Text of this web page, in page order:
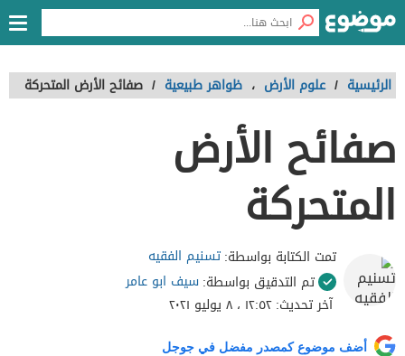
الرئيسية / علوم الأرض ، ظواهر طبيعية / صفائح الأرض المتحركة
صفائح الأرض
المتحركة
تمت الكتابة بواسطة:تسنيم الفقيه
تم التدقيق بواسطة:سيف ابو عامر
آخر تحديث:١٢:٥٢ ، ٨ يوليو ٢٠٢١
أضف موضوع كمصدر مفضل في جوجل